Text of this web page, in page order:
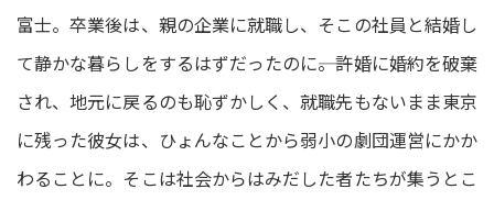
富士。卒業後は、親の企業に就職し、そこの社員と結婚し
て静かな暮らしをするはずだったのに――。許婚に婚約を破棄
され、地元に戻るのも恥ずかしく、就職先もないまま東京
に残った彼女は、ひょんなことから弱小の劇団運営にかか
わることに。そこは社会からはみだした者たちが集うとこ